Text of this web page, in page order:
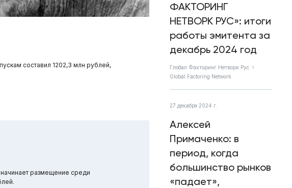
составил 1202,3 млн рублей,
размещение среди
ФАКТОРИНГ
НЕТВОРК РУС»: итоги
работы эмитента за
декабрь 2024 год
Глобал Факторинг Нетворк Рус
Global Factoring Network
27 декабря 2024 г.
Алексей
Примаченко: в
период, когда
большинство рынков
«падает»,